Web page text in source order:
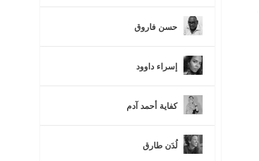
حسن فاروق
إسراء داوود
كفاية أحمد آدم
لُدَن طارق